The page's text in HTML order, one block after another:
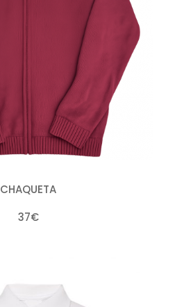
CHAQUETA
37€